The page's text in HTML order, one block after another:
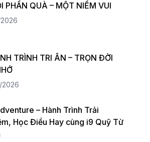
PHẦN QUÀ – MỘT NIỀM VUI
TRÌNH TRI ÂN – TRỌN ĐỜI
– Hành Trình Trải
Học Điều Hay cùng i9 Quỹ Từ